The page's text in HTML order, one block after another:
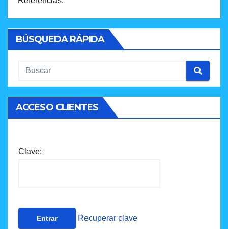
BÚSQUEDA RÁPIDA
ACCESO CLIENTES
Clave:
Recuperar clave